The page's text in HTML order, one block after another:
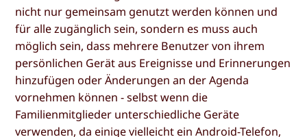
nicht nur gemeinsam genutzt werden können und
für alle zugänglich sein, sondern es muss auch
möglich sein, dass mehrere Benutzer von ihrem
persönlichen Gerät aus Ereignisse und Erinnerungen
hinzufügen oder Änderungen an der Agenda
vornehmen können - selbst wenn die
Familienmitglieder unterschiedliche Geräte
verwenden, da einige vielleicht ein Android-Telefon,